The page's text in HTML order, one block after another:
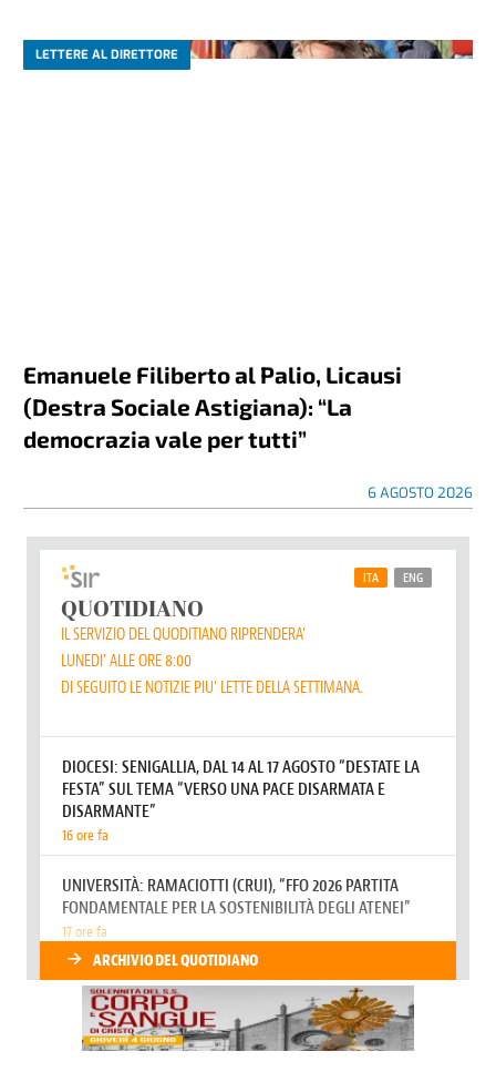
LETTERE AL DIRETTORE
Emanuele Filiberto al Palio, Licausi
(Destra Sociale Astigiana): “La
democrazia vale per tutti”
6 AGOSTO 2026